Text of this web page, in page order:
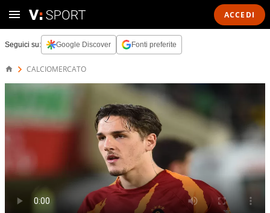
ACCEDI
Seguici su: Google Discover Fonti preferite
CALCIOMERCATO